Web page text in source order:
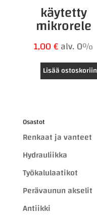
käytetty
mikrorele
1,00€alv. 0%
Lisää ostoskoriin
Osastot
Renkaat ja vanteet
Hydrauliikka
Työkalulaatikot
Perävaunun akselit
Antiikki